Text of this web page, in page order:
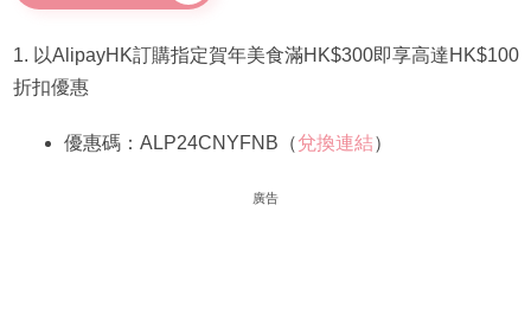
1. 以AlipayHK訂購指定賀年美食滿HK$300即享高達HK$100
折扣優惠
優惠碼：ALP24CNYFNB（兌換連結）
廣告